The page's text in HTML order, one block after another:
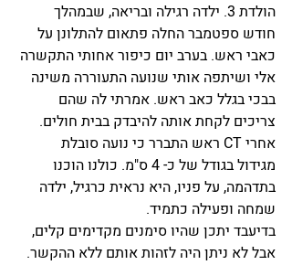
הולדת 3. ילדה רגילה ובריאה, שבמהלך
חודש ספטמבר החלה פתאום להתלונן על
כאבי ראש. בערב יום כיפור אחותי התקשרה
אלי ושיתפה אותי שנועה התעוררה משינה
בבכי בגלל כאב ראש. אמרתי לה שהם
צריכים לקחת אותה להיבדק בבית חולים.
אחרי CT ראש התברר כי נועה סובלת
מגידול בגודל של כ- 4 ס"מ. כולנו הוכנו
בתדהמה, על פניו, היא נראית כרגיל, ילדה
שמחה ופעילה כתמיד.
בדיעבד יתכן שהיו סימנים מקדימים קלים,
אבל לא ניתן היה לזהות אותם ללא ההקשר.